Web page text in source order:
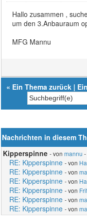
Hallo zusammen ,
um den 3.Anbauraum
MFG Mannu
« Ein Thema zurück |
Nachrichten in diesem
Kipperspinne - vonmannu
RE: Kipperspinne - von
RE: Kipperspinne - von
RE: Kipperspinne - von
RE: Kipperspinne - von
RE: Kipperspinne - von
RE: Kipperspinne - von